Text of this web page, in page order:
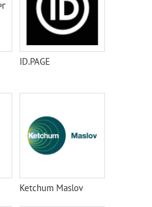
ID.PAGE
Ketchum Maslov